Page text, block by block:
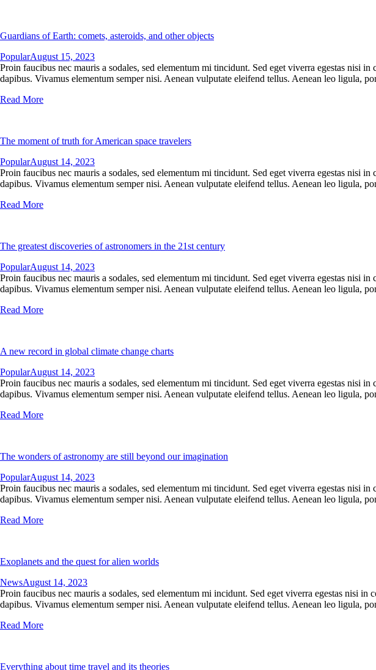
Guardians of Earth: comets, asteroids, and other objects
PopularAugust 15, 2023
Proin faucibus nec mauris a sodales, sed elementum mi tincidunt. Sed eget viverra egestas nisi
dapibus. Vivamus elementum semper nisi. Aenean vulputate eleifend tellus. Aenean leo ligula,
Read More
The moment of truth for American space travelers
PopularAugust 14, 2023
Proin faucibus nec mauris a sodales, sed elementum mi tincidunt. Sed eget viverra egestas nisi
dapibus. Vivamus elementum semper nisi. Aenean vulputate eleifend tellus. Aenean leo ligula,
Read More
The greatest discoveries of astronomers in the 21st century
PopularAugust 14, 2023
Proin faucibus nec mauris a sodales, sed elementum mi tincidunt. Sed eget viverra egestas nisi
dapibus. Vivamus elementum semper nisi. Aenean vulputate eleifend tellus. Aenean leo ligula,
Read More
A new record in global climate change charts
PopularAugust 14, 2023
Proin faucibus nec mauris a sodales, sed elementum mi tincidunt. Sed eget viverra egestas nisi
dapibus. Vivamus elementum semper nisi. Aenean vulputate eleifend tellus. Aenean leo ligula,
Read More
The wonders of astronomy are still beyond our imagination
PopularAugust 14, 2023
Proin faucibus nec mauris a sodales, sed elementum mi tincidunt. Sed eget viverra egestas nisi
dapibus. Vivamus elementum semper nisi. Aenean vulputate eleifend tellus. Aenean leo ligula,
Read More
Exoplanets and the quest for alien worlds
NewsAugust 14, 2023
Proin faucibus nec mauris a sodales, sed elementum mi incidunt. Sed eget viverra egestas nisi
dapibus. Vivamus elementum semper nisi. Aenean vulputate eleifend tellus. Aenean leo ligula,
Read More
Everything about time travel and its theories